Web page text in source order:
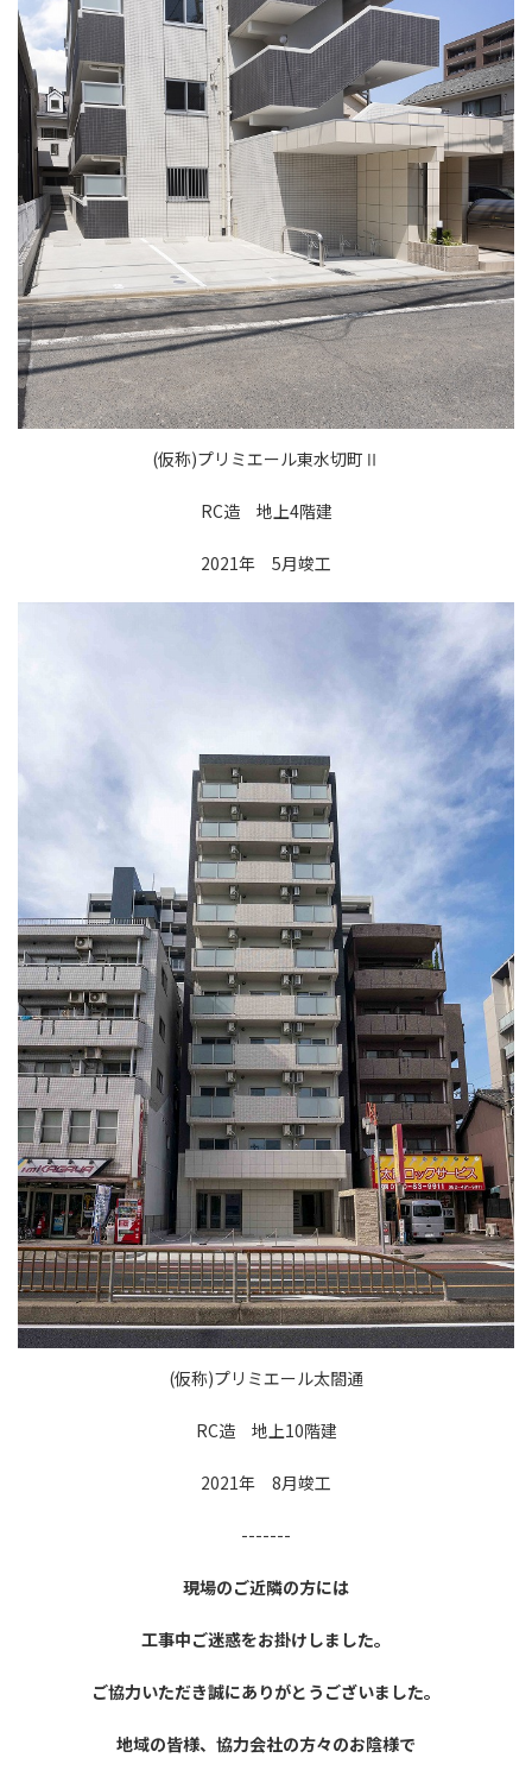
(仮称)プリミエール東水切町Ⅱ
RC造 地上4階建
2021年 5月竣工
(仮称)プリミエール太閤通
RC造 地上10階建
2021年 8月竣工
-------
現場のご近隣の方には
工事中ご迷惑をお掛けしました。
ご協力いただき誠にありがとうございました。
地域の皆様、協力会社の方々のお陰様で